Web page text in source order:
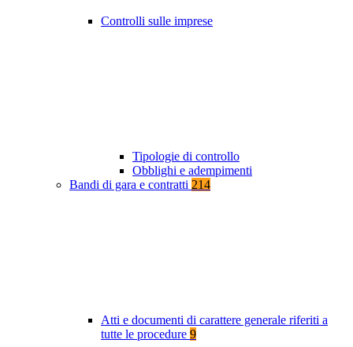
Controlli sulle imprese
Tipologie di controllo
Obblighi e adempimenti
Bandi di gara e contratti 214
Atti e documenti di carattere generale riferiti a
tutte le procedure 9